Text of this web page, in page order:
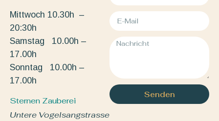
Mittwoch 10.30h –
20:30h
Samstag 10.00h –
17.00h
Sonntag 10.00h –
17.00h
Sternen Zauberei
Untere Vogelsangstrasse
Senden